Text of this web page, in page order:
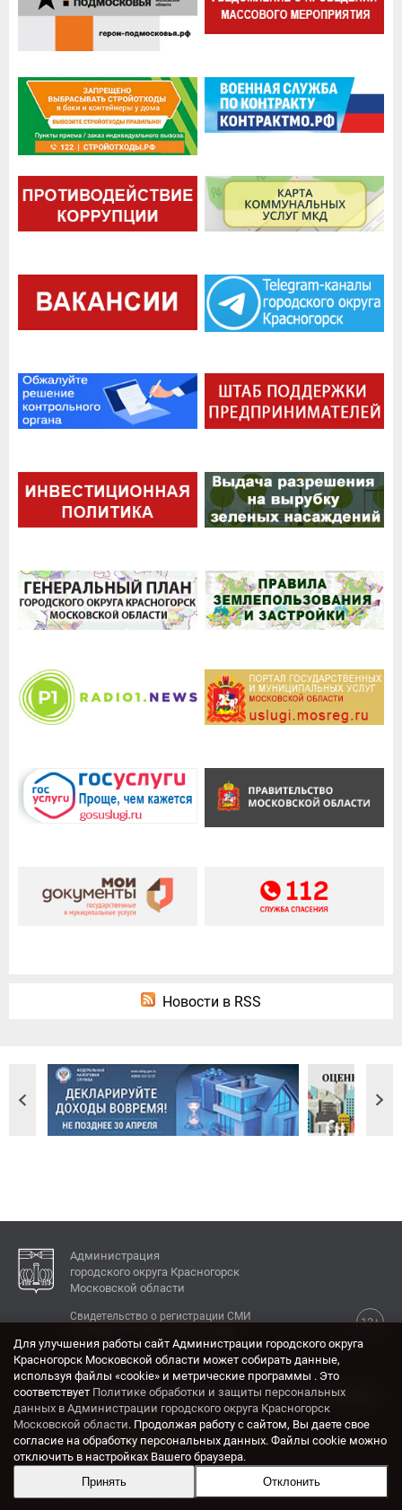
Новости в RSS
Администрация
городского округа Красногорск
Московской области
12+
Свидетельство о регистрации СМИ
КОНТАКТЫ
Адрес: 143404, Московская область, г. Красногорск,
ул. Ленина, дом 4.
Электронная почта:
krasrn@mosreg.ru
Разработка и поддержка сайта ADN
Для улучшения работы сайт Администрации городского округа
Красногорск Московской области может собирать данные,
используя файлы «cookie» и метрические программы . Это
соответствует Политике обработки и защиты персональных
данных в Администрации городского округа Красногорск
Московской области. Продолжая работу с сайтом, Вы даете свое
согласие на обработку персональных данных. Файлы cookie можно
отключить в настройках Вашего браузера.
Принять
Отклонить